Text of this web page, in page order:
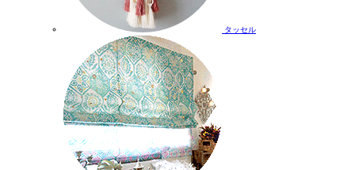
タッセル